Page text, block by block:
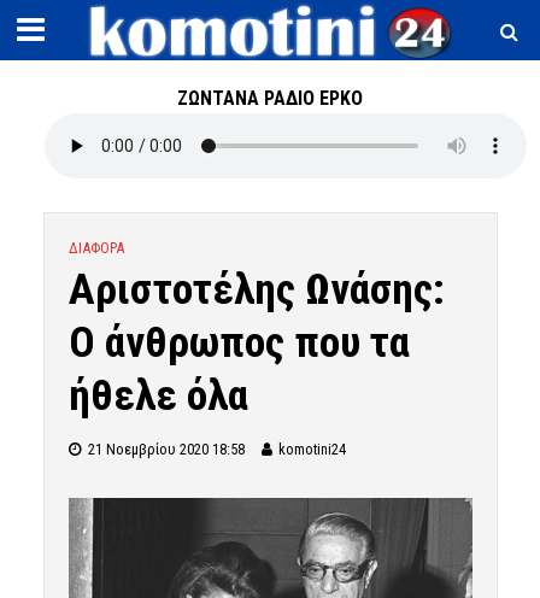
ΖΩΝΤΑΝΑ ΡΑΔΙΟ ΕΡΚΟ
ΔΙΑΦΟΡΑ
Αριστοτέλης Ωνάσης:
Ο άνθρωπος που τα
ήθελε όλα
21 Νοεμβρίου 2020 18:58 komotini24